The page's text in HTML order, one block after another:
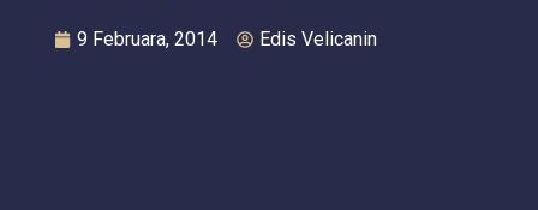
9 Februara, 2014 Edis Velicanin